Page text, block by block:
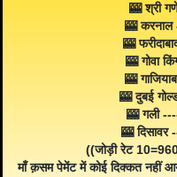
🎰 श्री
🎰
🎰
🎰 गोवा
🎰
🎰 दुबई
🎰 गली
🎰
((जोड़ी रेट
माँ क़सम पेमेंट में कोई दिक्कत नहीं